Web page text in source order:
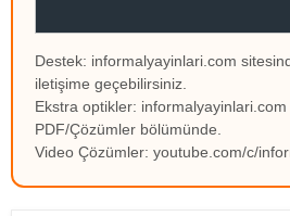
Destek: informalyayinlari.com
iletişime geçebilirsiniz.
Ekstra optikler:
PDF/Çözümler bölümünde.
Video Çözümler: youtube.com/c/